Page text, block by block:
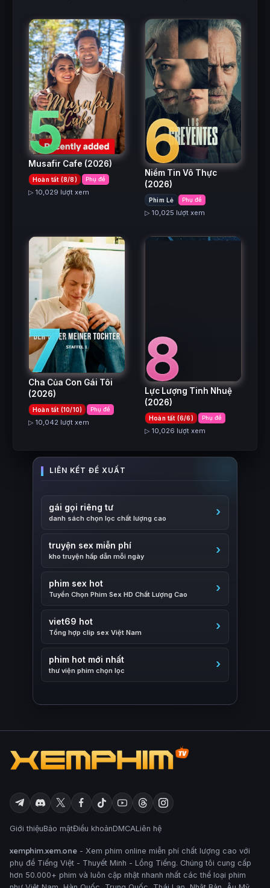
5
Musafir Cafe (2026)
Hoàn tất (8/8) Phụ đề
▷ 10,029 lượt xem
6
Niềm Tin Vô Thực
(2026)
Phim Lẻ Phụ đề
▷ 10,025 lượt xem
7
Cha Của Con Gái Tôi
(2026)
Hoàn tất (10/10) Phụ đề
▷ 10,042 lượt xem
8
Lực Lượng Tinh Nhuệ
(2026)
Hoàn tất (6/6) Phụ đề
▷ 10,026 lượt xem
gái gọi riêng tư
danh sách chọn lọc chất lượng cao
truyện sex miễn phí
kho truyện hấp dẫn mỗi ngày
phim sex hot
Tuyển Chọn Phim Sex HD Chất Lượng Cao
viet69 hot
Tổng hợp clip sex Việt Nam
phim hot mới nhất
thư viện phim chọn lọc
Giới thiệuBảo mậtĐiều khoảnDMCALiên hệ
xemphim.xem.one - Xem phim online miễn phí chất lượng cao với
phụ đề Tiếng Việt - Thuyết Minh - Lồng Tiếng. Chúng tôi cung cấp
hơn 50.000+ phim và luôn cập nhật nhanh nhất các thể loại phim